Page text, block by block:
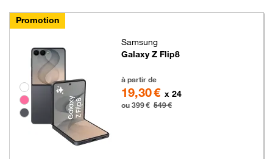
Promotion
Groupe de couleurs disponibles non sélectionnables
Samsung
Galaxy Z Flip8
à partir de
19,30 € x 24
ou 399 € 549 €